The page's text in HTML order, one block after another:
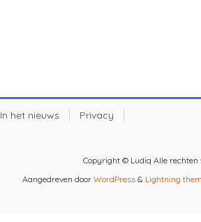
In het nieuws Privacy
Copyright © Ludiq Alle rechten
Aangedreven door WordPress & Lightning